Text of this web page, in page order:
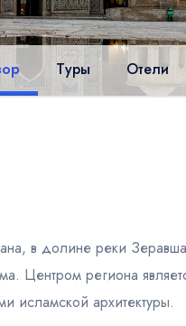
Туры Отели
в долине реки
Центром региона
исламской архитектуры.